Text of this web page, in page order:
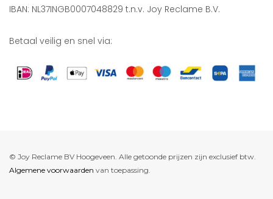
IBAN: NL37INGB0007048829 t.n.v. Joy Reclame B.V.
Betaal veilig en snel via:
© Joy Reclame BV Hoogeveen. Alle getoonde prijzen zijn exclusief btw.
Algemene voorwaarden van toepassing.